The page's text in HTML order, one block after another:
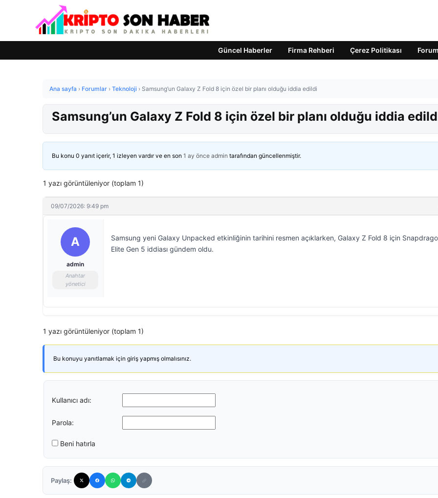
Güncel Haberler Firma Rehberi Çerez Politikası Forum
Ana sayfa › Forumlar › Teknoloji › Samsung’un Galaxy Z Fold 8 için özel bir planı olduğu iddia edildi
Samsung’un Galaxy Z Fold 8 için özel bir planı olduğu iddia
Bu konu 0 yanıt içerir, 1 izleyen vardır ve en son 1 ay önce admin tarafından güncellenmiştir.
1 yazı görüntüleniyor (toplam 1)
09/07/2026: 9:49 pm
A
admin
Anahtar
yönetici
Samsung yeni Galaxy Unpacked etkinliğinin tarihini resmen açıklarken, Galaxy Z Fold 8 için
Elite Gen 5 iddiası gündem oldu.
1 yazı görüntüleniyor (toplam 1)
Bu konuyu yanıtlamak için giriş yapmış olmalısınız.
Kullanıcı adı:
Parola:
Beni hatırla
Paylaş: